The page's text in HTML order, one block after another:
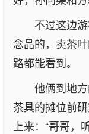
不过这边
念品的，卖茶
路都能看到。
他俩到地
茶具的摊位前
上来：“哥哥，